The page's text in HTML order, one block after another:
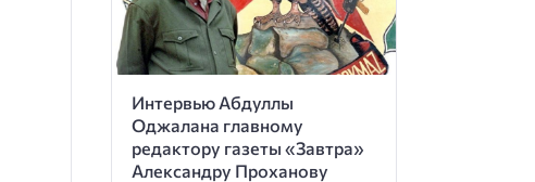
Интервью Абдуллы
Оджалана главному
редактору газеты «Завтра»
Александру Проханову